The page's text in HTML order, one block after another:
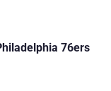
76ers